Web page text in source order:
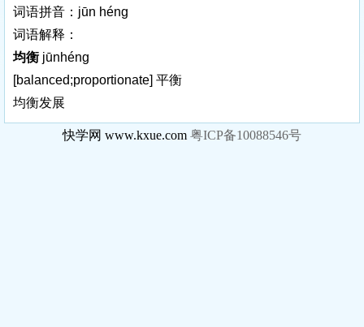
词语拼音：jūn héng
词语解释：
均衡 jūnhéng
[balanced;proportionate] 平衡
均衡发展
快学网 www.kxue.com 粤ICP备10088546号